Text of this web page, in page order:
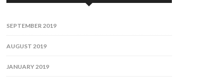
SEPTEMBER 2019
AUGUST 2019
JANUARY 2019